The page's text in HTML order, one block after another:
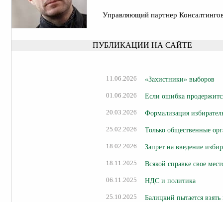
Управляющий партнер
ПУБЛИКАЦИИ НА САЙТЕ
11.06.2026 «Захистники» выборов
01.06.2026 Если ошибка
20.03.2026 Формализация
25.02.2026 Только общественные
18.02.2026 Запрет на введение
18.11.2025 Всякой справке свое
06.11.2025 НДС и политика
25.10.2025 Балицкий пытается